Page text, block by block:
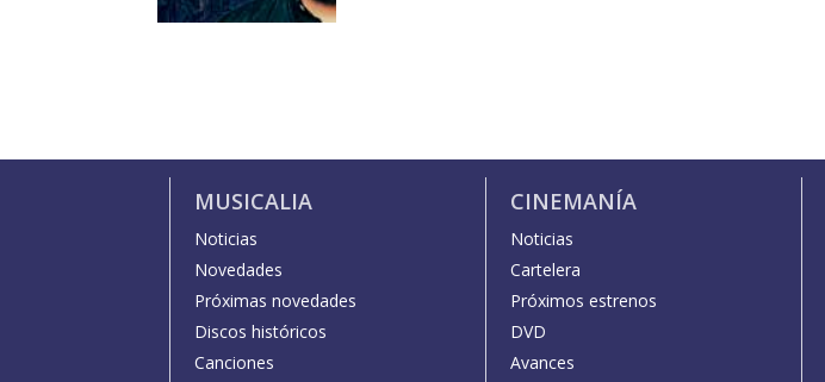
MUSICALIA
Noticias
Novedades
Próximas novedades
Discos históricos
Canciones
CINEMANÍA
Noticias
Cartelera
Próximos estrenos
DVD
Avances